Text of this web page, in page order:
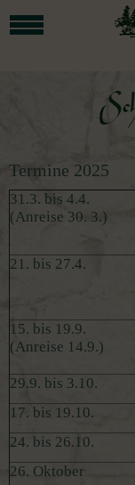
Termine 2025
31.3. bis 4.4.
(Anreise 30. 3.)
21. bis 27.4.
15. bis 19.9.
(Anreise 14.9.)
29.9. bis 3.10.
17. bis 19.10.
24. bis 26.10.
26. Oktober